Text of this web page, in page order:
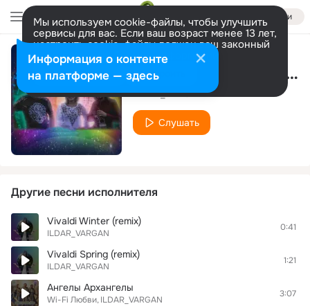
Войти
Мы используем cookie-файлы, чтобы улучшить
сервисы для вас. Если ваш возраст менее 13 лет,
настроить cookie-файлы должен ваш законный
представитель. Больше информации
Разрешить все Настроить Dance to Infinity (Ethno Version)
ILDAR_VARGAN
Слушать
Другие песни исполнителя
Vivaldi Winter (remix)
ILDAR_VARGAN
0:41
Vivaldi Spring (remix)
ILDAR_VARGAN
1:21
Ангелы Архангелы
Wi-Fi Любви ILDAR_VARGAN
3:07
Информация о контенте
на платформе — здесь